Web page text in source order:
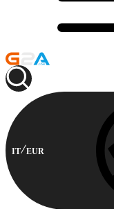
IT EUR